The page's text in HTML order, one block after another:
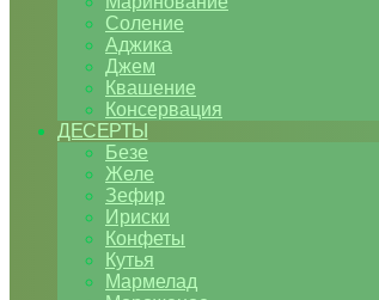
Соление
Аджика
Джем
Квашение
Консервация
ДЕСЕРТЫ
Безе
Желе
Зефир
Ириски
Конфеты
Кутья
Мармелад